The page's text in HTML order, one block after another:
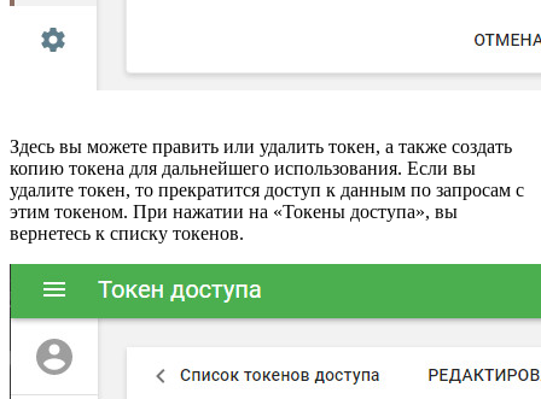
Здесь вы можете править или удалить токен, а также создать
копию токена для дальнейшего использования. Если вы
удалите токен, то прекратится доступ к данным по запросам с
этим токеном. При нажатии на «Токены доступа», вы
вернетесь к списку токенов.